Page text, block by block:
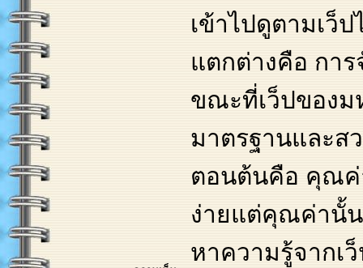
เข้าไปดูตามเว็
แตกต่างคือ การ
ขณะที่เว็ปของม
มาตรฐานและส
ตอนต้นคือ คุณค่
ง่ายแต่คุณค่านั้น
หาความรู้จากเ